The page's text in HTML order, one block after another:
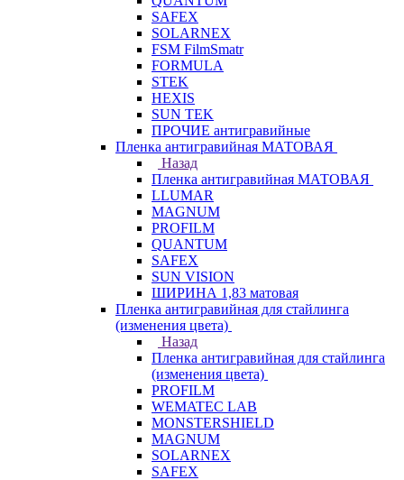
SAFEX
SOLARNEX
FSM FilmSmatr
FORMULA
STEK
HEXIS
SUN TEK
ПРОЧИЕ антигравийные
Пленка антигравийная МАТОВАЯ
Назад
Пленка антигравийная МАТОВАЯ
LLUMAR
MAGNUM
PROFILM
QUANTUM
SAFEX
SUN VISION
ШИРИНА 1,83 матовая
Пленка антигравийная для стайлинга
(изменения цвета)
Назад
Пленка антигравийная для стайлинга
(изменения цвета)
PROFILM
WEMATEC LAB
MONSTERSHIELD
MAGNUM
SOLARNEX
SAFEX